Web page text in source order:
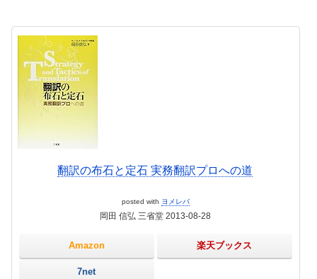
翻訳の布石と定石 実務翻訳プロへの道
posted with ヨメレバ
岡田 信弘 三省堂 2013-08-28
Amazon 楽天ブックス
7net